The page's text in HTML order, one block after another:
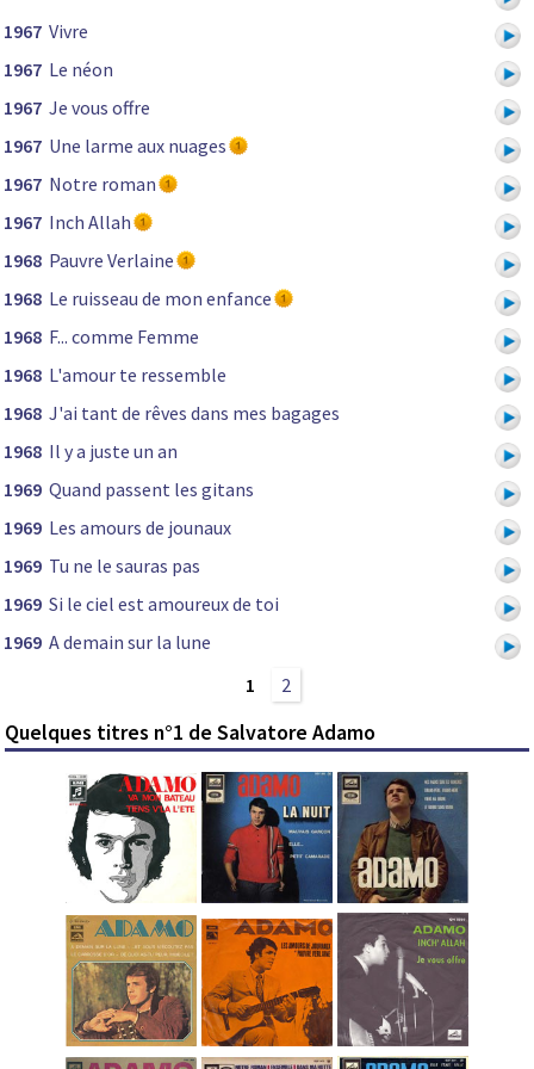
1967 Vivre
1967 Le néon
1967 Je vous offre
1967 Une larme aux nuages
1967 Notre roman
1967 Inch Allah
1968 Pauvre Verlaine
1968 Le ruisseau de mon enfance
1968 F... comme Femme
1968 L'amour te ressemble
1968 J'ai tant de rêves dans mes bagages
1968 Il y a juste un an
1969 Quand passent les gitans
1969 Les amours de jounaux
1969 Tu ne le sauras pas
1969 Si le ciel est amoureux de toi
1969 A demain sur la lune
1
2
Quelques titres n°1 de Salvatore Adamo